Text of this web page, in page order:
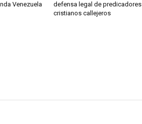
Venezuela
defensa legal de predicadores
cristianos callejeros